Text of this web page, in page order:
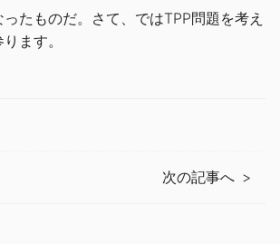
たものだ。さて、ではTPP問題を考え
ます。
次の記事へ